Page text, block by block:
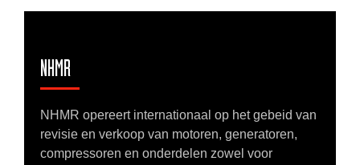
NHMR
NHMR opereert internationaal op het gebeid van
revisie en verkoop van motoren, generatoren,
compressoren en onderdelen zowel voor